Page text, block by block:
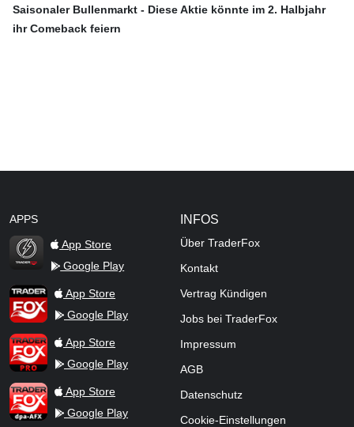
Saisonaler Bullenmarkt - Diese Aktie könnte im 2. Halbjahr
ihr Comeback feiern
APPS
TraderFox Flash
App Store
Google Play
TraderFox AppApp Store
Google Play
TraderFox ProApp Store
Google Play
TraderFox dpa-AFX ProFeed
App Store
Google Play
INFOS
Über TraderFox
Kontakt
Vertrag Kündigen
Jobs bei TraderFox
Impressum
AGB
Datenschutz
Cookie-Einstellungen